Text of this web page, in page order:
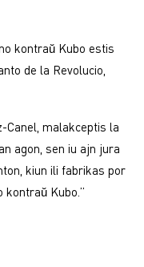
kontraŭ Kubo estis
de la Revolucio,
Canel, malakceptis la
agon, sen iu ajn jura
kiun ili fabrikas por
kontraŭ Kubo.”